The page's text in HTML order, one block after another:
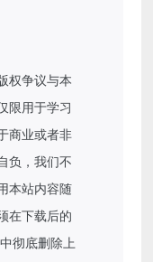
权争议与本
限用于学习
商业或者非
负，我们不
本站内容随
在下载后的
彻底删除上